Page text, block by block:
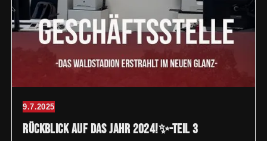
9.7.2025
Rückblick auf das Jahr 2024!✨-Teil 3